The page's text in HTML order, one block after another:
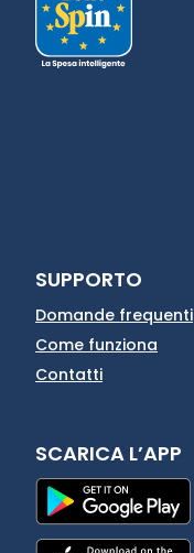
SUPPORTO
Domande frequenti
Come funziona
Contatti
SCARICA L’APP